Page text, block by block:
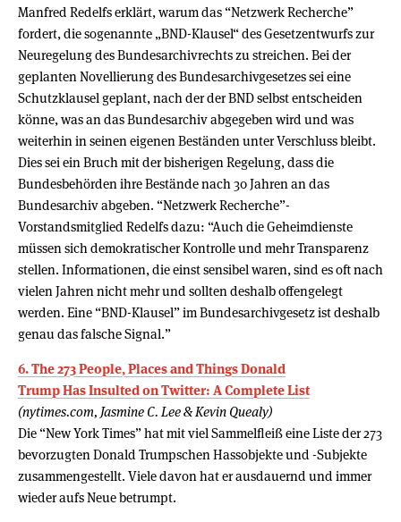
Manfred Redelfs erklärt, warum das “Netzwerk Recherche”
fordert, die sogenannte „BND-Klausel“ des Gesetzentwurfs zur
Neuregelung des Bundesarchivrechts zu streichen. Bei der
geplanten Novellierung des Bundesarchivgesetzes sei eine
Schutzklausel geplant, nach der der BND selbst entscheiden
könne, was an das Bundesarchiv abgegeben wird und was
weiterhin in seinen eigenen Beständen unter Verschluss bleibt.
Dies sei ein Bruch mit der bisherigen Regelung, dass die
Bundesbehörden ihre Bestände nach 30 Jahren an das
Bundesarchiv abgeben. “Netzwerk Recherche”-
Vorstandsmitglied Redelfs dazu: “Auch die Geheimdienste
müssen sich demokratischer Kontrolle und mehr Transparenz
stellen. Informationen, die einst sensibel waren, sind es oft nach
vielen Jahren nicht mehr und sollten deshalb offengelegt
werden. Eine “BND-Klausel” im Bundesarchivgesetz ist deshalb
genau das falsche Signal.”
6. The 273 People, Places and Things Donald
Trump Has Insulted on Twitter: A Complete List
(nytimes.com, Jasmine C. Lee & Kevin Quealy)
Die “New York Times” hat mit viel Sammelfleiß eine Liste der 273
bevorzugten Donald Trumpschen Hassobjekte und -Subjekte
zusammengestellt. Viele davon hat er ausdauernd und immer
wieder aufs Neue betrumpt.